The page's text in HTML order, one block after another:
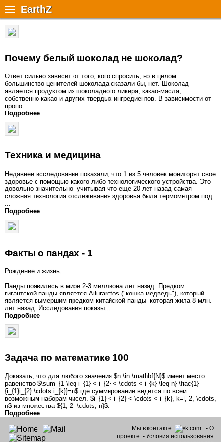
Разделы
Статьи
Почему?Как?Когда?
Факты
Мат. онлайн сервисы
Форум
Дополнительно
Авторизация
Почему? Как? Когда?
Почему белый шоколад не шоколад?
Ответ сильно зависит от того, кого спросить, но в целом
большинство ценителей шоколада сказали бы, нет. Шоколад
является продуктом из шоколадного ликера, какао-масла,
собственно какао и других твердых ингредиентов. В зависимости от
пропо...
Подробнее
Статьи
Техника и медицина
Недавнее исследование показали, что 1 из 5 человек мониторят свое
здоровье с помощью какого либо технологического устройства. Это
довольно значительно, учитывая что еще 20 лет назад самая
сложная технология отслеживания здоровья была термометром под
Подробнее
Факты
Факты о пандах - 1
Рождение и жизнь.
Панды появились в мире 2-3 миллиона лет назад. Предком
гигантской панды является Ailurarctos ("кошка медведь"), который
является вымершим предком китайской панды, которая жила 8 млн.
лет назад. Исследования показы...
Подробнее
Решебник
Задача по математике 100
Доказать, что для любого значения $n \in \mathbf{N}$ имеет место
равенство $\sum_{1 \leq i_{1} < i_{2} < \cdots < i_{k} \leq n} \frac{1}
{i_{1}i_{2} \cdots i_{k}}=n$ где суммирование ведется по всем
возможным наборам чисел. $i_{1} < i_{2} < \cdots < i_{k}, k=l, 2, \cdots,
n$ из множества ${1; 2; \cdots; n}$.
Подробнее
EarthZ
Мы в контакте: ▪ О
проекте ▪ Условия использования